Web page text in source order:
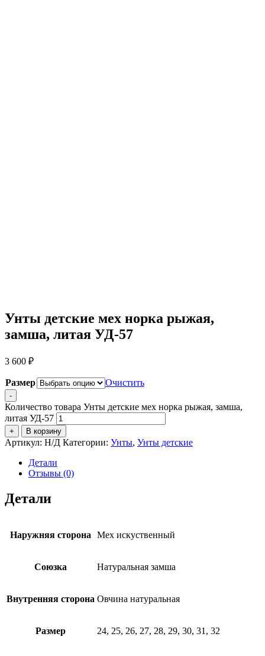
Унты детские мех норка рыжая,
замша, литая УД-57
3 600 ₽
Размер Очистить
-
Количество товара Унты детские мех норка рыжая, замша,
литая УД-57
+ В корзину
Артикул: Н/Д Категории: Унты, Унты детские
Детали
Отзывы (0)
Детали
Наружняя сторона Мех искуственный
Союзка Натуральная замша
Внутренняя сторона Овчина натуральная
Размер 24, 25, 26, 27, 28, 29, 30, 31, 32